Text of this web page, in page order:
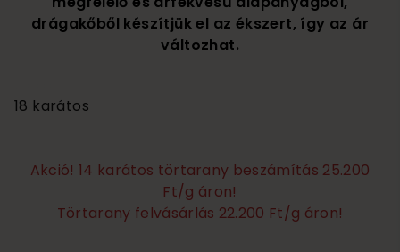
drágakőből készítjük el az ékszert, így az ár
változhat.
18 karátos
Akció! 14 karátos törtarany beszámítás 25.200
Ft/g áron!
Törtarany felvásárlás 22.200 Ft/g áron!